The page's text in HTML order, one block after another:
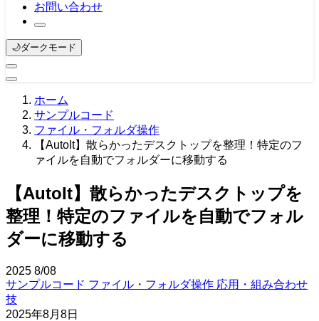
お問い合わせ
🌙ダークモード
ホーム
サンプルコード
ファイル・フォルダ操作
【AutoIt】散らかったデスクトップを整理！特定のフ
ァイルを自動でフォルダーに移動する
【AutoIt】散らかったデスクトップを
整理！特定のファイルを自動でフォル
ダーに移動する
2025 8/08
サンプルコード ファイル・フォルダ操作 応用・組み合わせ
技
2025年8月8日